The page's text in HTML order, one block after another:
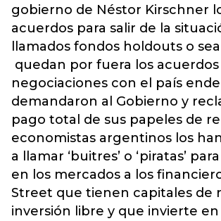
gobierno de Néstor Kirschner
acuerdos para salir de la
llamados fondos holdouts o
quedan por fuera los acuerdos
negociaciones con el país
demandaron al Gobierno y
pago total de sus papeles de
economistas argentinos los
a llamar ‘buitres’ o ‘piratas’
en los mercados a los
Street que tienen capitales de
inversión libre y que invierte